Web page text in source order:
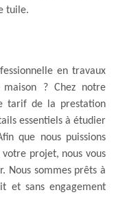
tuile.
en travaux
? Chez notre
tarif de la prestation
essentiels à étudier
que nous puissions
projet, nous vous
Nous sommes prêts à
et sans engagement